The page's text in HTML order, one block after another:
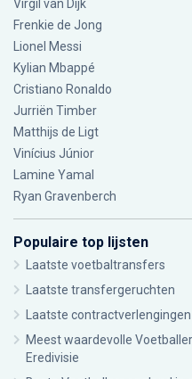
Virgil van Dijk
Frenkie de Jong
Lionel Messi
Kylian Mbappé
Cristiano Ronaldo
Jurriën Timber
Matthijs de Ligt
Vinícius Júnior
Lamine Yamal
Ryan Gravenberch
Populaire top lijsten
Laatste voetbaltransfers
Laatste transfergeruchten
Laatste contractverlengingen
Meest waardevolle
Eredivisie